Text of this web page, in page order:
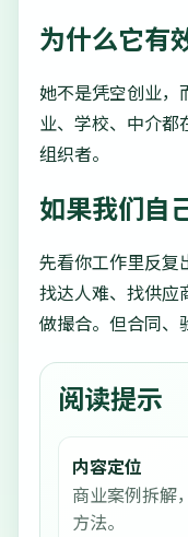
为什么它有
她不是凭空创业，
业、学校、中介都
组织者。
如果我们自
先看你工作里反复
找达人难、找供应
做撮合。但合同、
阅读提示
内容定位
商业案例拆解
方法。